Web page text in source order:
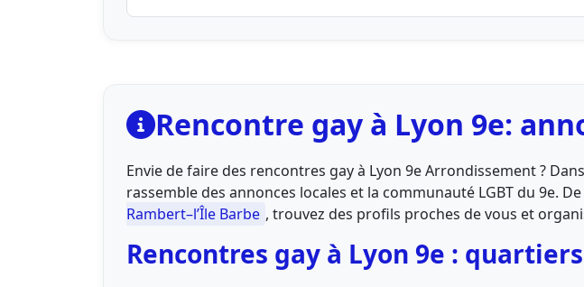
Rencontre gay à Lyon 9e:
Envie de faire des rencontres gay à Lyon 9e Arrondissement ?
rassemble des annonces locales et la communauté LGBT du 9e. De
Rambert–l’Île Barbe , trouvez des profils proches de vous et
Rencontres gay à Lyon 9e :